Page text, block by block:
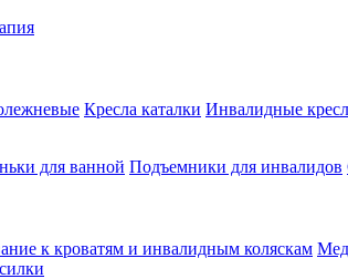
Кресла каталки Инвалидные
для ванной Подъемники для инвалидов
к кроватям и инвалидным коляскам